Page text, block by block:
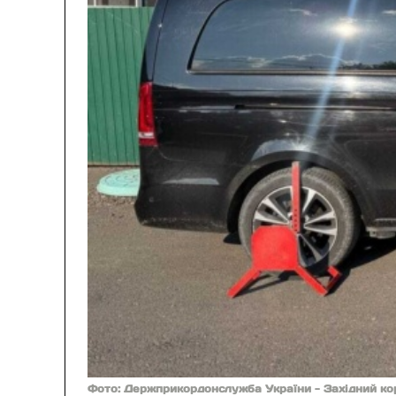
Фото: Держприкордонслужба України - Західний